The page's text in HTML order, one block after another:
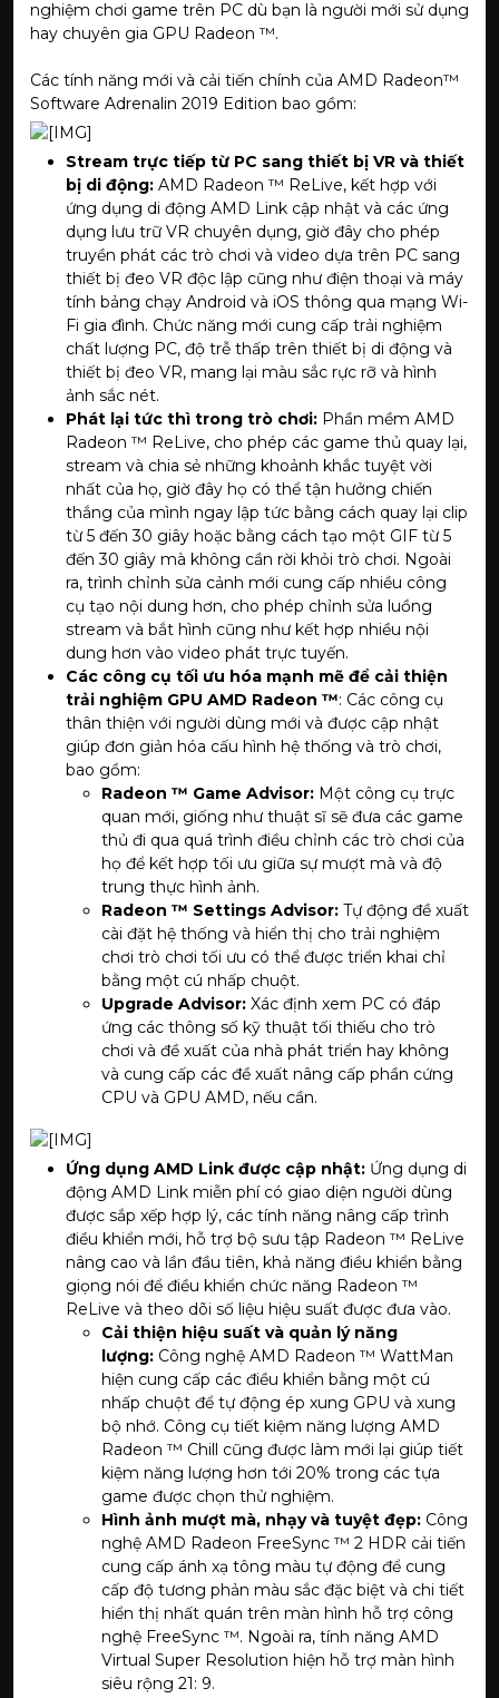
nghiệm chơi game trên PC dù bạn là người mới sử dụng
hay chuyên gia GPU Radeon ™.
Các tính năng mới và cải tiến chính của AMD Radeon™
Software Adrenalin 2019 Edition bao gồm:
Stream trực tiếp từ PC sang thiết bị VR và thiết
bị di động: AMD Radeon ™ ReLive, kết hợp với
ứng dụng di động AMD Link cập nhật và các ứng
dụng lưu trữ VR chuyên dụng, giờ đây cho phép
truyền phát các trò chơi và video dựa trên PC sang
thiết bị đeo VR độc lập cũng như điện thoại và máy
tính bảng chạy Android và iOS thông qua mạng Wi-
Fi gia đình. Chức năng mới cung cấp trải nghiệm
chất lượng PC, độ trễ thấp trên thiết bị di động và
thiết bị đeo VR, mang lại màu sắc rực rỡ và hình
ảnh sắc nét.
Phát lại tức thì trong trò chơi: Phần mềm AMD
Radeon ™ ReLive, cho phép các game thủ quay lại,
stream và chia sẻ những khoảnh khắc tuyệt vời
nhất của họ, giờ đây họ có thể tận hưởng chiến
thắng của mình ngay lập tức bằng cách quay lại clip
từ 5 đến 30 giây hoặc bằng cách tạo một GIF từ 5
đến 30 giây mà không cần rời khỏi trò chơi. Ngoài
ra, trình chỉnh sửa cảnh mới cung cấp nhiều công
cụ tạo nội dung hơn, cho phép chỉnh sửa luồng
stream và bắt hình cũng như kết hợp nhiều nội
dung hơn vào video phát trực tuyến.
Các công cụ tối ưu hóa mạnh mẽ để cải thiện
trải nghiệm GPU AMD Radeon ™: Các công cụ
thân thiện với người dùng mới và được cập nhật
giúp đơn giản hóa cấu hình hệ thống và trò chơi,
bao gồm:
Radeon ™ Game Advisor: Một công cụ trực
quan mới, giống như thuật sĩ sẽ đưa các game
thủ đi qua quá trình điều chỉnh các trò chơi của
họ để kết hợp tối ưu giữa sự mượt mà và độ
trung thực hình ảnh.
Radeon ™ Settings Advisor: Tự động đề xuất
cài đặt hệ thống và hiển thị cho trải nghiệm
chơi trò chơi tối ưu có thể được triển khai chỉ
bằng một cú nhấp chuột.
Upgrade Advisor: Xác định xem PC có đáp
ứng các thông số kỹ thuật tối thiếu cho trò
chơi và đề xuất của nhà phát triển hay không
và cung cấp các đề xuất nâng cấp phần cứng
CPU và GPU AMD, nếu cần.
Ứng dụng AMD Link được cập nhật: Ứng dụng di
động AMD Link miễn phí có giao diện người dùng
được sắp xếp hợp lý, các tính năng nâng cấp trình
điều khiển mới, hỗ trợ bộ sưu tập Radeon ™ ReLive
nâng cao và lần đầu tiên, khả năng điều khiển bằng
giọng nói để điều khiển chức năng Radeon ™
ReLive và theo dõi số liệu hiệu suất được đưa vào.
Cải thiện hiệu suất và quản lý năng
lượng: Công nghệ AMD Radeon ™ WattMan
hiện cung cấp các điều khiển bằng một cú
nhấp chuột để tự động ép xung GPU và xung
bộ nhớ. Công cụ tiết kiệm năng lượng AMD
Radeon ™ Chill cũng được làm mới lại giúp tiết
kiệm năng lượng hơn tới 20% trong các tựa
game được chọn thử nghiệm.
Hình ảnh mượt mà, nhạy và tuyệt đẹp: Công
nghệ AMD Radeon FreeSync ™ 2 HDR cải tiến
cung cấp ánh xạ tông màu tự động để cung
cấp độ tương phản màu sắc đặc biệt và chi tiết
hiển thị nhất quán trên màn hình hỗ trợ công
nghệ FreeSync ™. Ngoài ra, tính năng AMD
Virtual Super Resolution hiện hỗ trợ màn hình
siêu rộng 21: 9.